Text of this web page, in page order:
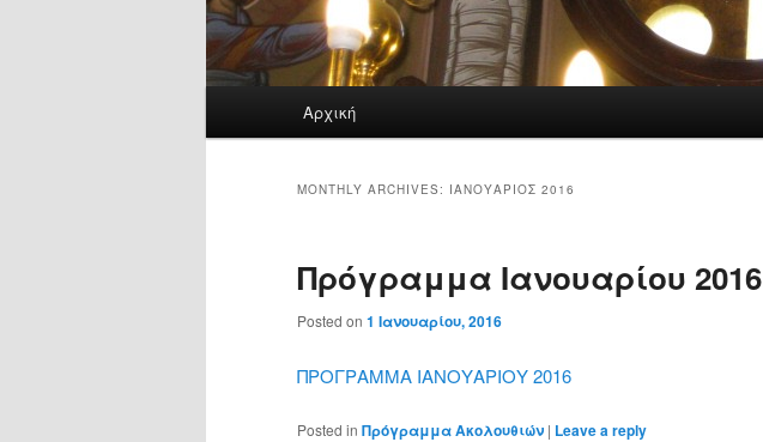
Αρχική
MONTHLY ARCHIVES: ΙΑΝΟΥΆΡΙΟΣ 2016
Πρόγραμμα Ιανουαρίου 2016
Posted on 1 Ιανουαρίου, 2016
ΠΡΟΓΡΑΜΜΑ ΙΑΝΟΥΑΡΙΟΥ 2016
Posted in Πρόγραμμα Ακολουθιών | Leave a reply